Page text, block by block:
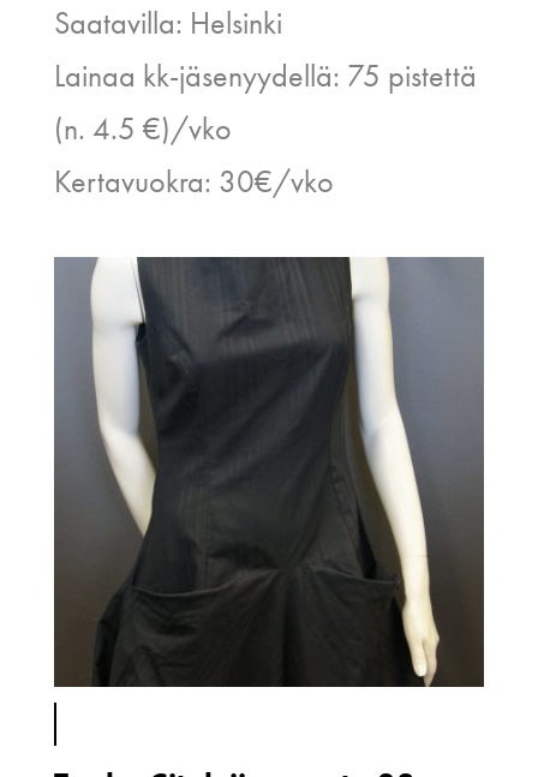
Saatavilla: Helsinki
Lainaa kk-jäsenyydellä: 75 pistettä
(n. 4.5 €)/vko
Kertavuokra: 30€/vko